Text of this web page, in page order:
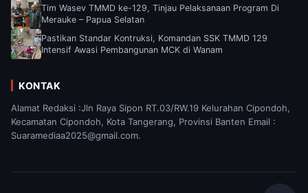
Tim Wasev TMMD ke-129, Tinjau Pelaksanaan Program Di
Merauke – Papua Selatan
Pastikan Standar Kontruksi, Komandan SSK TMMD 129
Intensif Awasi Pembangunan MCK di Wanam
KONTAK
Alamat Redaksi :Jln Raya Sipon RT.03/RW.19 Kelurahan Cipondoh,
Kecamatan Cipondoh, Kota Tangerang, Provinsi Banten Email :
Suaramediaa2025@gmail.com.